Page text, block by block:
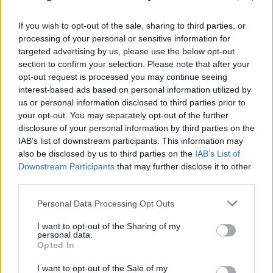
If you wish to opt-out of the sale, sharing to third parties, or
processing of your personal or sensitive information for
targeted advertising by us, please use the below opt-out
section to confirm your selection. Please note that after your
opt-out request is processed you may continue seeing
interest-based ads based on personal information utilized by
us or personal information disclosed to third parties prior to
your opt-out. You may separately opt-out of the further
disclosure of your personal information by third parties on the
IAB’s list of downstream participants. This information may
also be disclosed by us to third parties on the IAB’s List of
Downstream Participants that may further disclose it to other
Please note that this website/app uses one or more Google
not limited to your visit or usage behaviour. You may click to
grant or deny consent to Google and its third-party tags to
use your data for below specified purposes in below Google
consent section.
Personal Data Processing Opt Outs
I want to opt-out of the Sharing of my
personal data.
Opted In
I want to opt-out of the Sale of my
Ζωολογίας
06.08.2026